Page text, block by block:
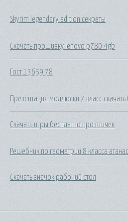
Skyrim legendary edition секреты
Скачать прошивку lenovo p780 4gb
Гост 13659 78
Презентация моллюски 7 класс скачать
Скачать игры бесплатно про птичек
Решебник по геометрии 8 класса
Скачать значок рабочий стол